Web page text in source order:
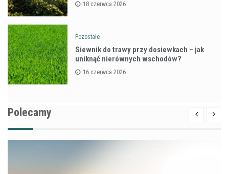
18 czerwca 2026
Pozostałe
Siewnik do trawy przy dosiewkach – jak
uniknąć nierównych wschodów?
16 czerwca 2026
Polecamy